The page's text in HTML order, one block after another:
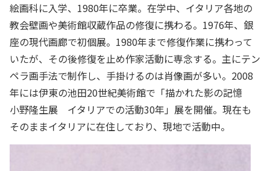
絵画科に入学、1980年に卒業。在学中、イタリア各地の
教会壁画や美術館収蔵作品の修復に携わる。1976年、銀
座の現代画廊で初個展。1980年まで修復作業に携わって
いたが、その後修復を止め作家活動に専念する。主にテン
ペラ画手法で制作し、手掛けるのは肖像画が多い。2008
年には伊東の池田20世紀美術館で「描かれた影の記憶
小野隆生展 イタリアでの活動30年」展を開催。現在も
そのままイタリアに在住しており、現地で活動中。